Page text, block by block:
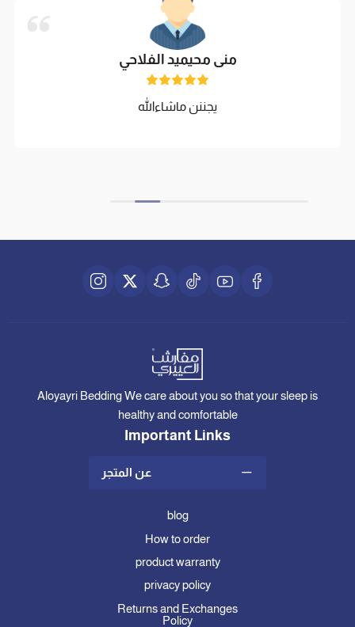
منى محيميد الفلاحي
يجننن ماشاءالله
Aloyayri Bedding We care about you so that your sleep is
healthy and comfortable
Important Links
عن المتجر
blog
How to order
product warranty
privacy policy
Returns and Exchanges
Policy